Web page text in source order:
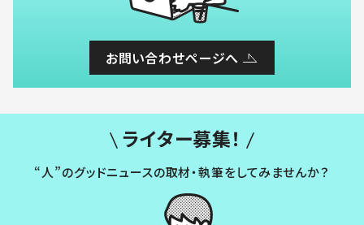
お問い合わせページへ
ライター募集！
“人”のグッドニュースの取材・執筆をしてみませんか？